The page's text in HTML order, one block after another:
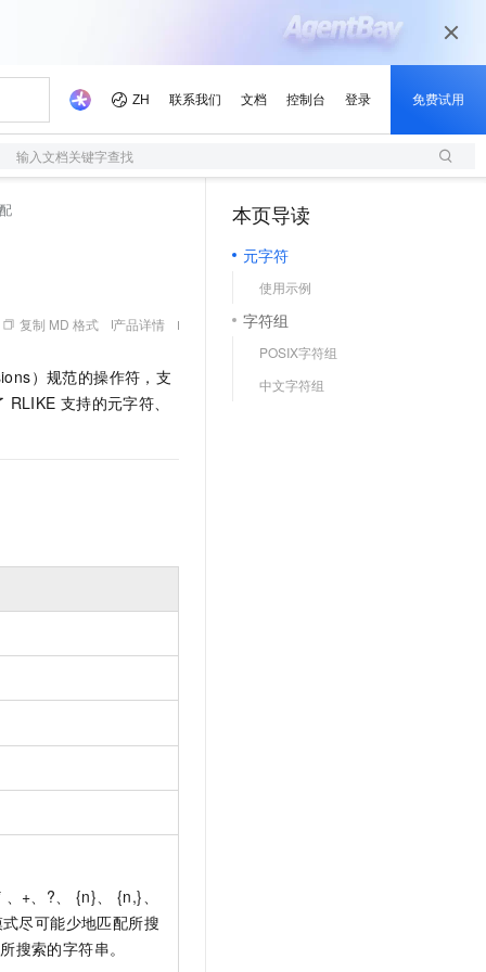
输入文档关键字查找
复制 MD 格式 产品详情
）规范的操作符，支
RLIKE 支持的元字符、
+、?、 {n}、 {n,}、
尽可能少地匹配所搜
搜索的字符串。
本页导读
元字符
使用示例
字符组
POSIX字符组
中文字符组